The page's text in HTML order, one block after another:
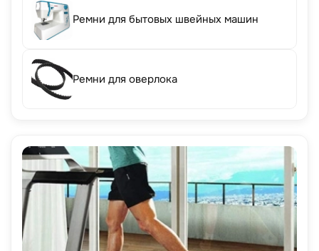
Ремни для бытовых швейных машин
Ремни для оверлока